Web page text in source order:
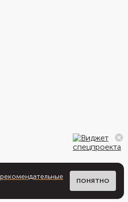
рекомендательные
ПОНЯТНО